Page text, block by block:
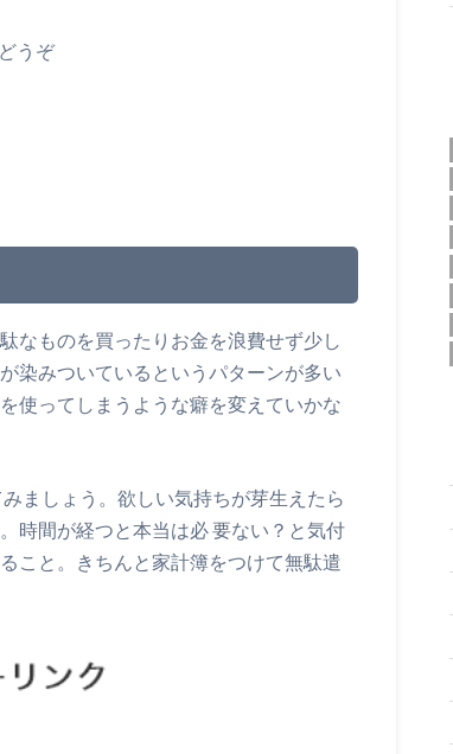
うぞ
なものを買ったりお金を浪費せず少し
染みついているというパターンが多い
使ってしまうような癖を変えていかな
ましょう。欲しい気持ちが芽生えたら
時間が経つと本当は必 要ない？と気付
こと。きちんと家計簿をつけて無駄遣